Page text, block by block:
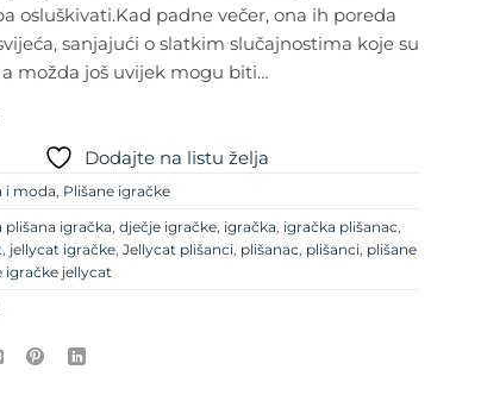
osluškivati.Kad padne večer, ona ih poreda
sanjajući o slatkim slučajnostima koje su
možda još uvijek mogu biti…
Dodajte na listu želja
i moda, Plišane igračke
plišana igračka, dječje igračke, igračka, igračka plišanac,
, jellycat igračke, Jellycat plišanci, plišanac, plišanci, plišane
igračke jellycat